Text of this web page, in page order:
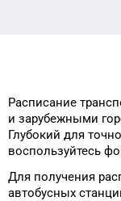
Расписание
и зарубежными
Глубокий для
воспользуйтесь
Для получения
автобусных